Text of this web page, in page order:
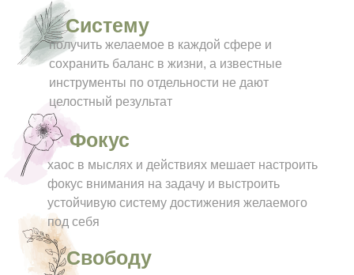
Систему
Свободу
Фокус
хаос в мыслях и действиях мешает настроить
фокус внимания на задачу и выстроить
устойчивую систему достижения желаемого
под себя
получить желаемое в каждой сфере и
сохранить баланс в жизни, а известные
инструменты по отдельности не дают
целостный результат